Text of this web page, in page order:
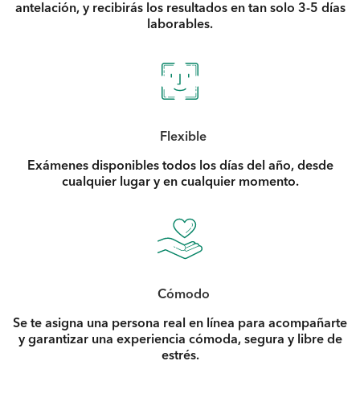
antelación, y recibirás los resultados en tan solo 3-5 días
laborables.
Flexible
Exámenes disponibles todos los días del año, desde
cualquier lugar y en cualquier momento.
Cómodo
Se te asigna una persona real en línea para acompañarte
y garantizar una experiencia cómoda, segura y libre de
estrés.